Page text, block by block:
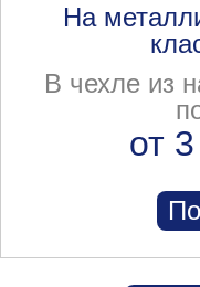
На
В чехле из
от